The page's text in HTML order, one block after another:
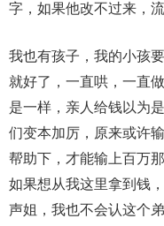
字，如果他改不过来，
我也有孩子，我的小孩
就好了，一直哄，一直
是一样，亲人给钱以为
们变本加厉，原来或许
帮助下，才能输上百万
如果想从我这里拿到钱
声姐，我也不会认这个